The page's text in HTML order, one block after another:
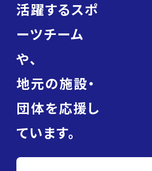
活躍するスポ
ーツチーム
や、
地元の施設・
団体を応援し
ています。